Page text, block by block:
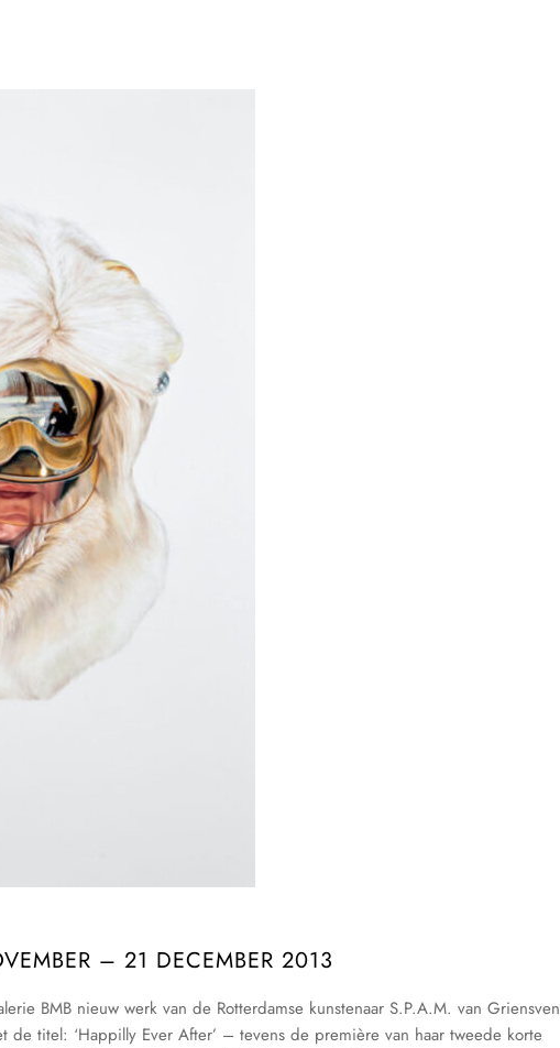
– 21 DECEMBER 2013
BMB nieuw werk van de Rotterdamse kunstenaar S.P.A.M. van Griensven
titel: ‘Happilly Ever After’ – tevens de première van haar tweede korte